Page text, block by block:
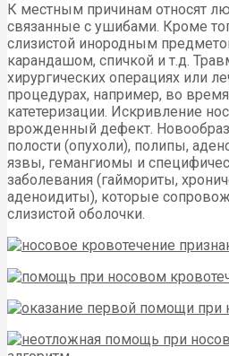
К местным причинам относят
связанные с ушибами. Кроме
слизистой инородным
карандашом, спичкой и т.д.
хирургических операциях или
процедурах, например, во
катетеризации. Искривление
врожденный дефект.
полости (опухоли), полипы,
язвы, гемангиомы и
заболевания (гаймориты,
аденоидиты), которые
слизистой оболочки.